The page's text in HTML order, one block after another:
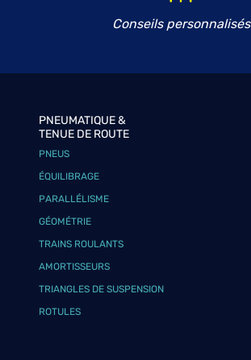
Conseils personnalisés
PNEUMATIQUE &
TENUE DE ROUTE
PNEUS
ÉQUILIBRAGE
PARALLÉLISME
GÉOMÉTRIE
TRAINS ROULANTS
AMORTISSEURS
TRIANGLES DE SUSPENSION
ROTULES